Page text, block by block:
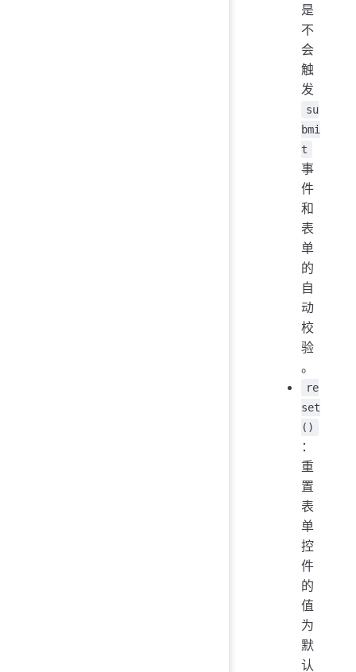
是
不
会
触
发
su
bmi
t
事
件
和
表
单
的
自
动
校
验
。
re
set
()
：
重
置
表
单
控
件
的
值
为
默
认